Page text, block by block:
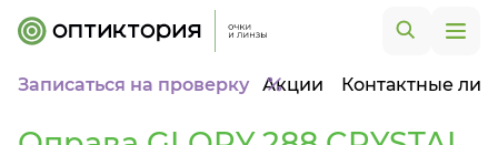
Записаться на проверку Акции Контактные